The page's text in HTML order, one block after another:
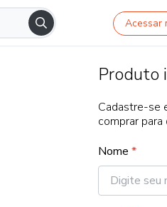
Acessar
Produto
Cadastre-se
comprar
Nome *